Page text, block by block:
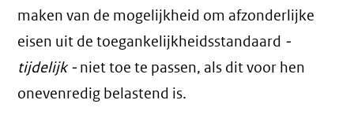
maken van de mogelijkheid om afzonderlijke
eisen uit de toegankelijkheidsstandaard -
tijdelijk - niet toe te passen, als dit voor hen
onevenredig belastend is.